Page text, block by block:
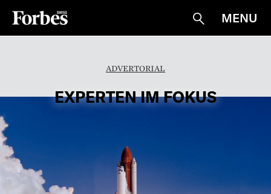
Suche
MENU
ADVERTORIAL
EXPERTEN IM FOKUS